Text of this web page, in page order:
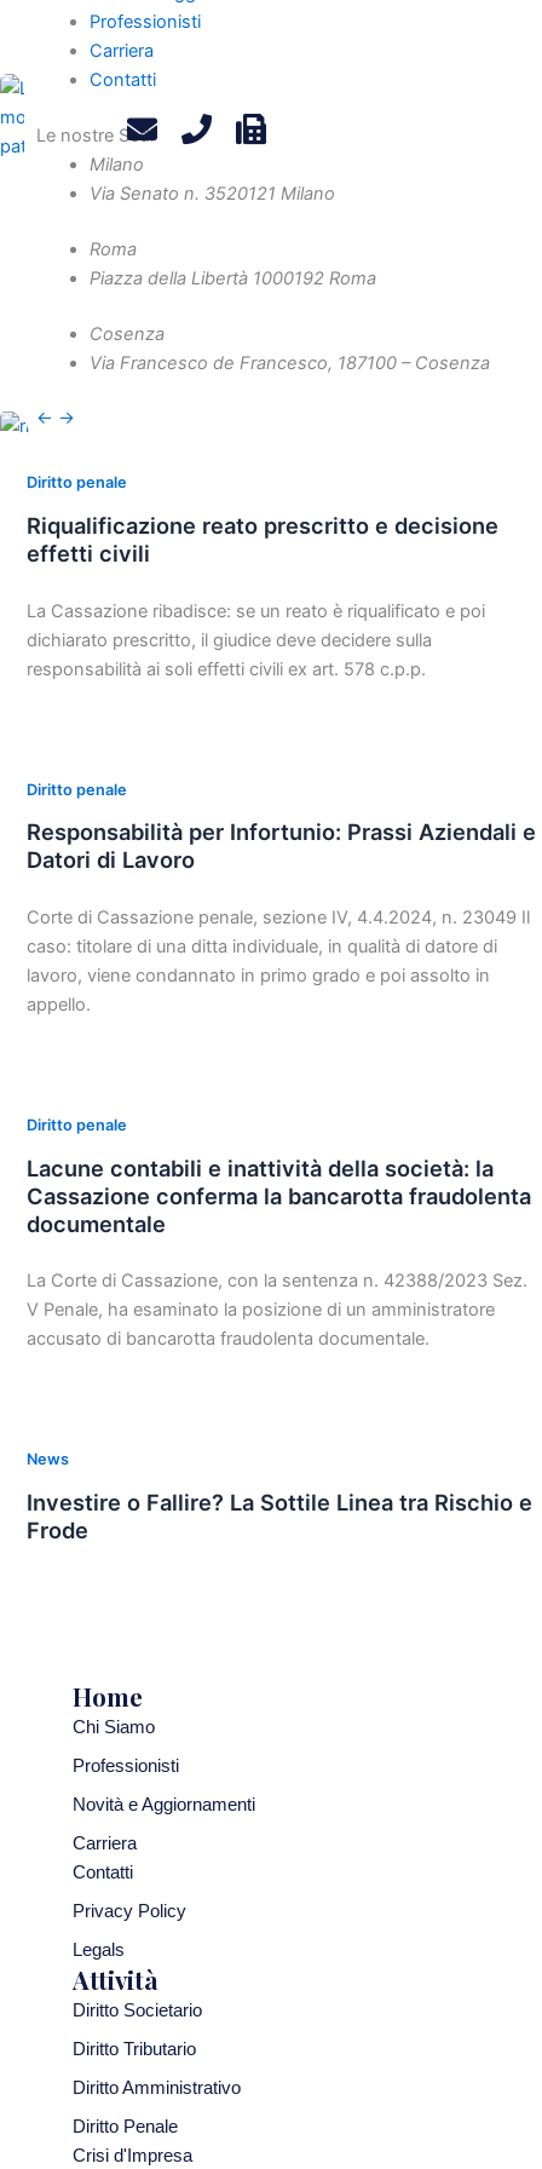
Professionisti
Carriera
Contatti
Le nostre Sedi
Milano
Via Senato n. 3520121 Milano
Roma
Piazza della Libertà 1000192 Roma
Cosenza
Via Francesco de Francesco, 187100 – Cosenza
← →
arricchimento personale del soggetto indagato.
Crisi d’impresa,Diritto penale,News
Bancarotta fraudolenta da motivare
motivazionali sulla bancarotta fraudolenta documentale e
patrimoniale, disponendo un nuovo esame del caso.
Diritto penale
Riqualificazione reato prescritto e decisione
effetti civili
La Cassazione ribadisce: se un reato è riqualificato e poi
dichiarato prescritto, il giudice deve decidere sulla
responsabilità ai soli effetti civili ex art. 578 c.p.p.
Diritto penale
Responsabilità per Infortunio: Prassi Aziendali e
Datori di Lavoro
Corte di Cassazione penale, sezione IV, 4.4.2024, n. 23049 Il
caso: titolare di una ditta individuale, in qualità di datore di
lavoro, viene condannato in primo grado e poi assolto in
appello.
Diritto penale
Lacune contabili e inattività della società: la
Cassazione conferma la bancarotta fraudolenta
documentale
La Corte di Cassazione, con la sentenza n. 42388/2023 Sez.
V Penale, ha esaminato la posizione di un amministratore
accusato di bancarotta fraudolenta documentale.
News
Investire o Fallire? La Sottile Linea tra Rischio e
Frode
Home
Chi Siamo
Professionisti
Novità e Aggiornamenti
Carriera
Contatti
Privacy Policy
Legals
Attività
Diritto Societario
Diritto Tributario
Diritto Amministrativo
Diritto Penale
Crisi d'Impresa